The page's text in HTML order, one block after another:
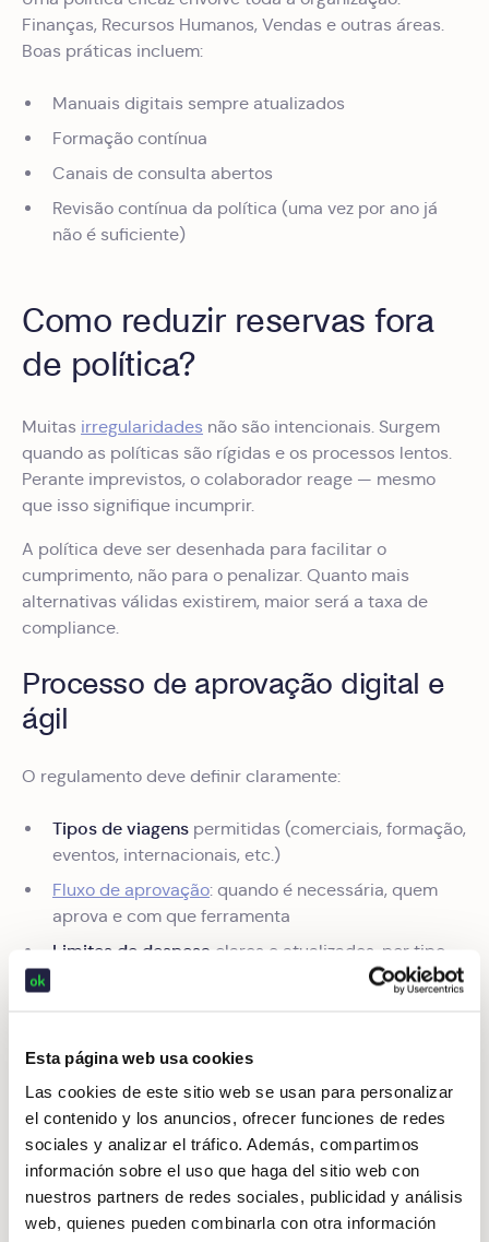
Esta página web usa cookies
Las cookies de este sitio web se usan para personalizar
el contenido y los anuncios, ofrecer funciones de redes
sociales y analizar el tráfico. Además, compartimos
información sobre el uso que haga del sitio web con
nuestros partners de redes sociales, publicidad y análisis
web, quienes pueden combinarla con otra información
Finanças, Recursos Humanos, Vendas e outras áreas.
Boas práticas incluem:
Manuais digitais sempre atualizados
Formação contínua
Canais de consulta abertos
Revisão contínua da política (uma vez por ano já
não é suficiente)
Como reduzir reservas fora
de política?
Muitas irregularidades não são intencionais. Surgem
quando as políticas são rígidas e os processos lentos.
Perante imprevistos, o colaborador reage — mesmo
que isso signifique incumprir.
A política deve ser desenhada para facilitar o
cumprimento, não para o penalizar. Quanto mais
alternativas válidas existirem, maior será a taxa de
compliance.
Processo de aprovação digital e
ágil
O regulamento deve definir claramente:
Tipos de viagens permitidas (comerciais, formação,
eventos, internacionais, etc.)
Fluxo de aprovação: quando é necessária, quem
aprova e com que ferramenta
Limites de despesa claros e atualizados, por tipo
de viagem, duração, categoria e localização
Consequências do incumprimento
Integração tecnológica: a chave
do cumprimento
Detetar uma reserva fora de política é apenas o início.